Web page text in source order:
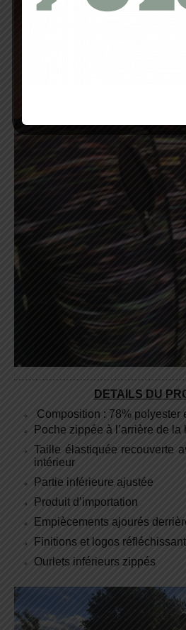
DETAILS DU
Composition : 78% polyester
Poche zippée à l’arrière de la
Taille élastiquée recouverte
intérieur
Partie inférieure ajustée
Produit d’importation
Empiècements ajourés
Finitions et logos
Ourlets inférieurs zippés